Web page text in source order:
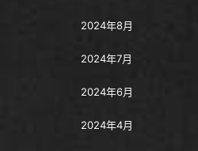
2024年8月
2024年7月
2024年6月
2024年4月